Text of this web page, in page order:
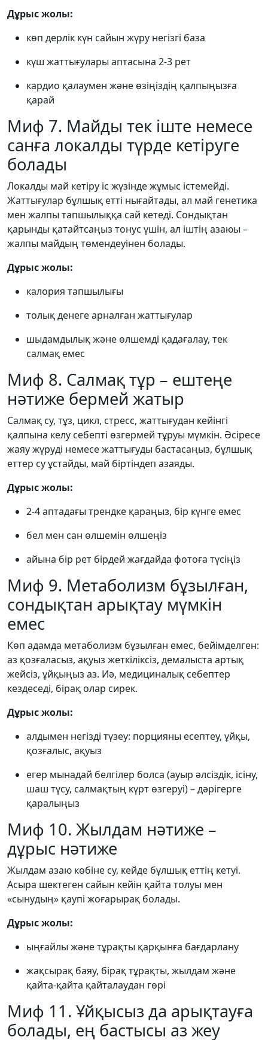
Дұрыс жолы:
көп дерлік күн сайын жүру негізгі база
күш жаттығулары аптасына 2-3 рет
кардио қалаумен және өзіңіздің қалпыңызға
қарай
Миф 7. Майды тек іште немесе
санға локалды түрде кетіруге
болады
Локалды май кетіру іс жүзінде жұмыс істемейді.
Жаттығулар бұлшық етті нығайтады, ал май генетика
мен жалпы тапшылыққа сай кетеді. Сондықтан
қарынды қатайтсаңыз тонус үшін, ал іштің азаюы –
жалпы майдың төмендеуінен болады.
Дұрыс жолы:
калория тапшылығы
толық денеге арналған жаттығулар
шыдамдылық және өлшемді қадағалау, тек
салмақ емес
Миф 8. Салмақ тұр – ештеңе
нәтиже бермей жатыр
Салмақ су, тұз, цикл, стресс, жаттығудан кейінгі
қалпына келу себепті өзгермей тұруы мүмкін. Әсіресе
жаяу жүруді немесе жаттығуды бастасаңыз, бұлшық
еттер су ұстайды, май біртіндеп азаяды.
Дұрыс жолы:
2-4 аптадағы трендке қараңыз, бір күнге емес
бел мен сан өлшемін өлшеңіз
айына бір рет бірдей жағдайда фотоға түсіңіз
Миф 9. Метаболизм бұзылған,
сондықтан арықтау мүмкін
емес
Көп адамда метаболизм бұзылған емес, бейімделген:
аз қозғаласыз, ақуыз жеткіліксіз, демалыста артық
жейсіз, ұйқыңыз аз. Иә, медициналық себептер
кездеседі, бірақ олар сирек.
Дұрыс жолы:
алдымен негізді түзеу: порцияны есептеу, ұйқы,
қозғалыс, ақуыз
егер мынадай белгілер болса (ауыр әлсіздік, ісіну,
шаш түсу, салмақтың күрт өзгеруі) – дәрігерге
қаралыңыз
Миф 10. Жылдам нәтиже –
дұрыс нәтиже
Жылдам азаю көбіне су, кейде бұлшық еттің кетуі.
Асыра шектеген сайын кейін қайта толуы мен
«сынудың» қаупі жоғарырақ болады.
Дұрыс жолы:
ыңғайлы және тұрақты қарқынға бағдарлану
жақсырақ баяу, бірақ тұрақты, жылдам және
қайта-қайта қайталаудан гөрі
Миф 11. Ұйқысыз да арықтауға
болады, ең бастысы аз жеу